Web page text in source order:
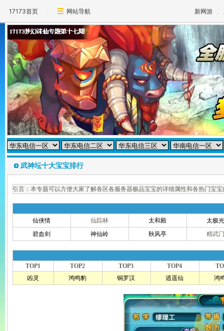
17173首页 网站导航 新网游
武神坛十大宝宝排行
引言：本专题可以方便大家了解各区各服务器极品宝宝的详细属性和各热门宝
仙侠情 仙踪林 太和殿
太极光
碧血剑
神仙岭 秋风亭 精武门
TOP1 TOP2 TOP3 TOP4
凶灵
鸿鸣豹 铜罗汉 逍遥仙 鸿